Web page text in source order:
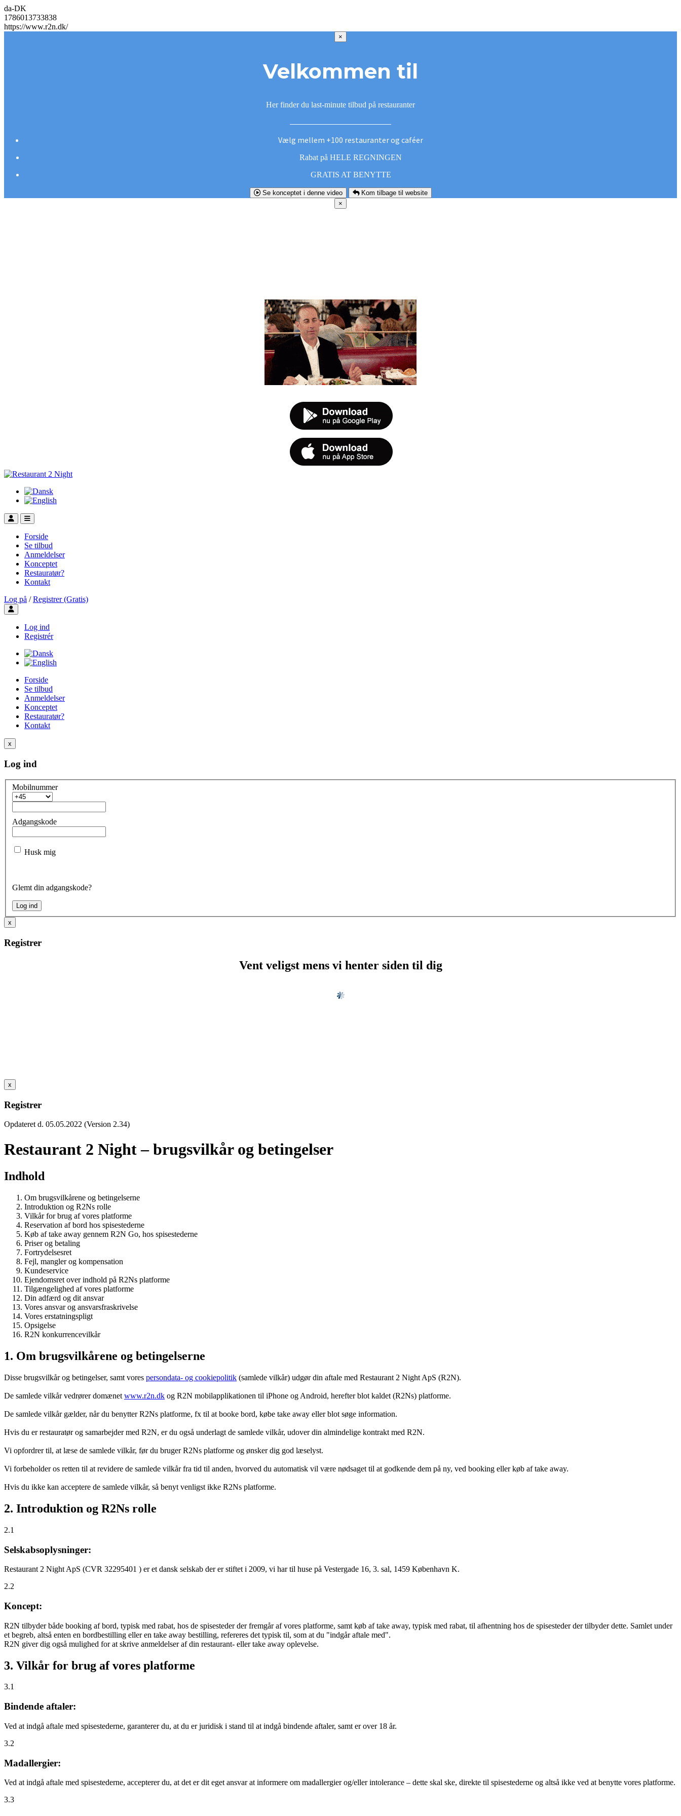
da-DK
1786013733838
https://www.r2n.dk/
×
Velkommen til
Her finder du last-minute tilbud på restauranter
Vælg mellem +100 restauranter og caféer
Rabat på HELE REGNINGEN
GRATIS AT BENYTTE
Se konceptet i denne video
Kom tilbage til website
×
Forside
Se tilbud
Anmeldelser
Konceptet
Restauratør?
Kontakt
Log på / Registrer (Gratis)
Toggle user menu
Log ind
Registrér
Forside
Se tilbud
Anmeldelser
Konceptet
Restauratør?
Kontakt
x
Log ind
Mobilnummer
Adgangskode
Husk mig
Glemt din adgangskode?
x
Registrer
Vent veligst mens vi henter siden til dig
x
Registrer
Opdateret d. 05.05.2022 (Version 2.34)
Restaurant 2 Night – brugsvilkår og betingelser
Indhold
Om brugsvilkårene og betingelserne
Introduktion og R2Ns rolle
Vilkår for brug af vores platforme
Reservation af bord hos spisestederne
Køb af take away gennem R2N Go, hos spisestederne
Priser og betaling
Fortrydelsesret
Fejl, mangler og kompensation
Kundeservice
Ejendomsret over indhold på R2Ns platforme
Tilgængelighed af vores platforme
Din adfærd og dit ansvar
Vores ansvar og ansvarsfraskrivelse
Vores erstatningspligt
Opsigelse
R2N konkurrencevilkår
1. Om brugsvilkårene og betingelserne
Disse brugsvilkår og betingelser, samt vores persondata- og cookiepolitik (samlede vilkår) udgør din aftale med Restaurant 2 Night ApS (R2N).
De samlede vilkår vedrører domænet www.r2n.dk og R2N mobilapplikationen til iPhone og Android, herefter blot kaldet (R2Ns) platforme.
De samlede vilkår gælder, når du benytter R2Ns platforme, fx til at booke bord, købe take away eller blot søge information.
Hvis du er restauratør og samarbejder med R2N, er du også underlagt de samlede vilkår, udover din almindelige kontrakt med R2N.
Vi opfordrer til, at læse de samlede vilkår, før du bruger R2Ns platforme og ønsker dig god læselyst.
Vi forbeholder os retten til at revidere de samlede vilkår fra tid til anden, hvorved du automatisk vil være nødsaget til at godkende dem på ny, ved booking eller køb af take away.
Hvis du ikke kan acceptere de samlede vilkår, så benyt venligst ikke R2Ns platforme.
2. Introduktion og R2Ns rolle
2.1
Selskabsoplysninger:
Restaurant 2 Night ApS (CVR 32295401 ) er et dansk selskab der er stiftet i 2009, vi har til huse på Vestergade 16, 3. sal, 1459 København K.
2.2
Koncept:
R2N tilbyder både booking af bord, typisk med rabat, hos de spisesteder der fremgår af vores platforme, samt køb af take away, typisk med rabat, til afhentning hos de spisesteder der tilbyder dette. Samlet under
et begreb, altså enten en bordbestilling eller en take away bestilling, refereres det typisk til, som at du "indgår aftale med".
R2N giver dig også mulighed for at skrive anmeldelser af din restaurant- eller take away oplevelse.
3. Vilkår for brug af vores platforme
3.1
Bindende aftaler:
Ved at indgå aftale med spisestederne, garanterer du, at du er juridisk i stand til at indgå bindende aftaler, samt er over 18 år.
3.2
Madallergier:
Ved at indgå aftale med spisestederne, accepterer du, at det er dit eget ansvar at informere om madallergier og/eller intolerance – dette skal ske, direkte til spisestederne og altså ikke ved at benytte vores platforme.
3.3